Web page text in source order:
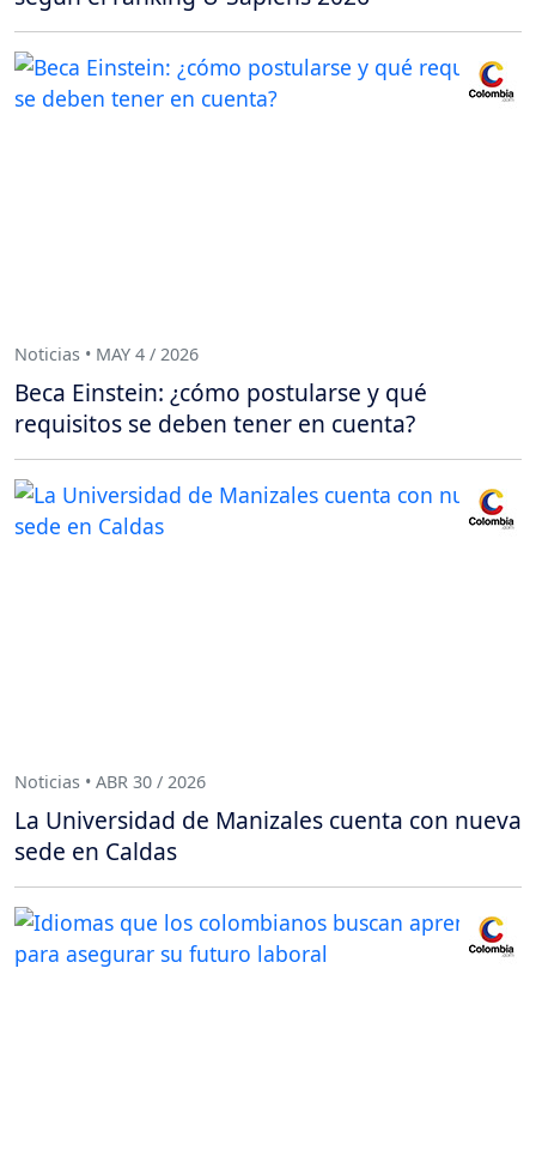
Noticias • MAY 4 / 2026
Beca Einstein: ¿cómo postularse y qué
requisitos se deben tener en cuenta?
Noticias • ABR 30 / 2026
La Universidad de Manizales cuenta con nueva
sede en Caldas